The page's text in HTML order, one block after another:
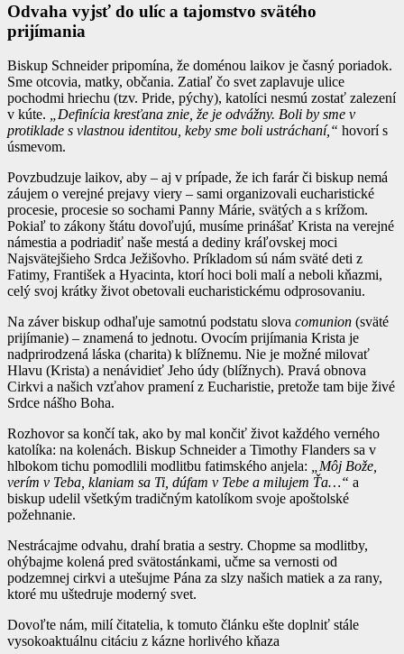
Odvaha vyjsť do ulíc a tajomstvo svätého
prijímania
Biskup Schneider pripomína, že doménou laikov je časný poriadok.
Sme otcovia, matky, občania. Zatiaľ čo svet zaplavuje ulice
pochodmi hriechu (tzv. Pride, pýchy), katolíci nesmú zostať zalezení
v kúte. „Definícia kresťana znie, že je odvážny. Boli by sme v
protiklade s vlastnou identitou, keby sme boli ustráchaní,“ hovorí s
úsmevom.
Povzbudzuje laikov, aby – aj v prípade, že ich farár či biskup nemá
záujem o verejné prejavy viery – sami organizovali eucharistické
procesie, procesie so sochami Panny Márie, svätých a s krížom.
Pokiaľ to zákony štátu dovoľujú, musíme prinášať Krista na verejné
námestia a podriadiť naše mestá a dediny kráľovskej moci
Najsvätejšieho Srdca Ježišovho. Príkladom sú nám sväté deti z
Fatimy, František a Hyacinta, ktorí hoci boli malí a neboli kňazmi,
celý svoj krátky život obetovali eucharistickému odprosovaniu.
Na záver biskup odhaľuje samotnú podstatu slova comunion (sväté
prijímanie) – znamená to jednotu. Ovocím prijímania Krista je
nadprirodzená láska (charita) k blížnemu. Nie je možné milovať
Hlavu (Krista) a nenávidieť Jeho údy (blížnych). Pravá obnova
Cirkvi a našich vzťahov pramení z Eucharistie, pretože tam bije živé
Srdce nášho Boha.
Rozhovor sa končí tak, ako by mal končiť život každého verného
katolíka: na kolenách. Biskup Schneider a Timothy Flanders sa v
hlbokom tichu pomodlili modlitbu fatimského anjela: „Môj Bože,
verím v Teba, klaniam sa Ti, dúfam v Tebe a milujem Ťa…“ a
biskup udelil všetkým tradičným katolíkom svoje apoštolské
požehnanie.
Nestrácajme odvahu, drahí bratia a sestry. Chopme sa modlitby,
ohýbajme kolená pred svätostánkami, učme sa vernosti od
podzemnej cirkvi a utešujme Pána za slzy našich matiek a za rany,
ktoré mu uštedruje moderný svet.
Dovoľte nám, milí čitatelia, k tomuto článku ešte doplniť stále
vysokoaktuálnu citáciu z kázne horlivého kňaza